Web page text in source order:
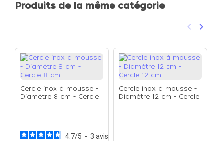
Produits de la même catégorie
Précédent
keyboard_arrow_left keyboard_arrow_right
Cercle inox à mousse -
Diamètre 8 cm - Cercle
4.7/5 - 3 avis
Cercle inox à mousse -
Diamètre 12 cm - Cercle